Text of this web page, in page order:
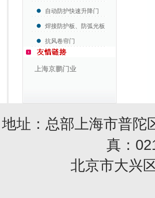
自动防护快速升降门
焊接防护板、防弧光板
抗风卷帘门
上海京鹏门业
地址：总部上海市普陀
真：
北京市大兴区